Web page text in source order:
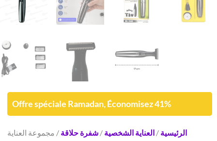
Offre spéciale Ramadan, Économisez 41%
الرئيسية / العناية الشخصية / شفرة حلاقة / مجموعة العناية